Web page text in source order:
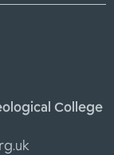
College